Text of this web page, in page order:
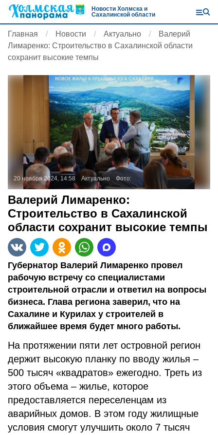
Новости Холмска и
Сахалинской области
Главная Новости Актуально
Валерий
Лимаренко: Строительство в Сахалинской области
сохранит высокие темпы
20 ноября 2024, 14:58 Актуально Фото:
Валерий Лимаренко:
Строительство в Сахалинской
области сохранит высокие темпы
Губернатор Валерий Лимаренко провел
рабочую встречу со специалистами
строительной отрасли и ответил на вопросы
бизнеса. Глава региона заверил, что на
Сахалине и Курилах у строителей в
ближайшее время будет много работы.
На протяжении пяти лет островной регион
держит высокую планку по вводу жилья –
500 тысяч «квадратов» ежегодно. Треть из
этого объема – жилье, которое
предоставляется переселенцам из
аварийных домов. В этом году жилищные
условия смогут улучшить около 7 тысяч